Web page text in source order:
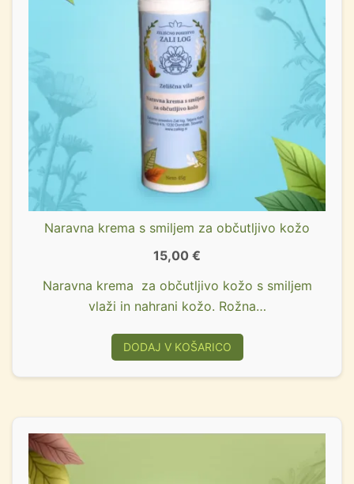
Naravna krema s smiljem za občutljivo kožo
15,00 €
Naravna krema za občutljivo kožo s smiljem
vlaži in nahrani kožo. Rožna…
DODAJ V KOŠARICO